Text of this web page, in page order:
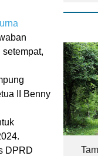
II Benny
DPRD